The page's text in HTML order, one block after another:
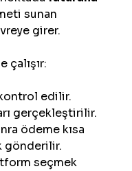
sunan
girer.
çalışır:
edilir.
gerçekleştirilir.
ödeme kısa
gönderilir.
seçmek